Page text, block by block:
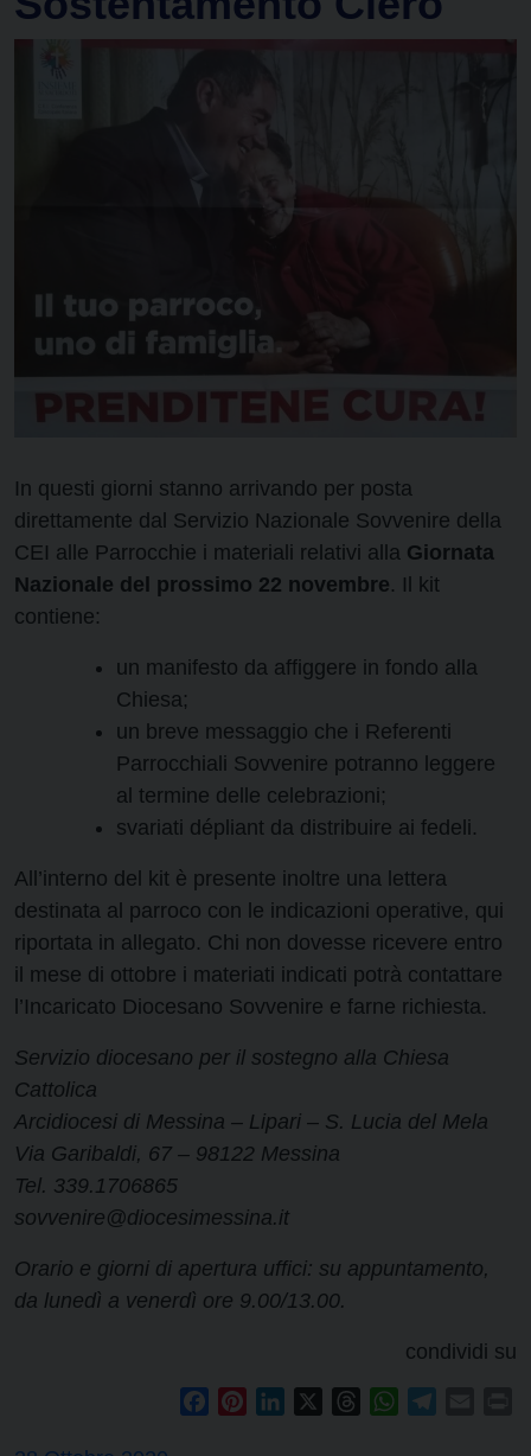
In questi giorni stanno arrivando per posta
direttamente dal Servizio Nazionale Sovvenire della
CEI alle Parrocchie i materiali relativi alla Giornata
Nazionale del prossimo 22 novembre. Il kit
contiene:
un manifesto da affiggere in fondo alla
Chiesa;
un breve messaggio che i Referenti
Parrocchiali Sovvenire potranno leggere
al termine delle celebrazioni;
svariati dépliant da distribuire ai fedeli.
All’interno del kit è presente inoltre una lettera
destinata al parroco con le indicazioni operative, qui
riportata in allegato. Chi non dovesse ricevere entro
il mese di ottobre i materiati indicati potrà contattare
l’Incaricato Diocesano Sovvenire e farne richiesta.
Servizio diocesano per il sostegno alla Chiesa
Cattolica
Arcidiocesi di Messina – Lipari – S. Lucia del Mela
Via Garibaldi, 67 – 98122 Messina
Tel. 339.1706865
sovvenire@diocesimessina.it
Orario e giorni di apertura uffici: su appuntamento,
da lunedì a venerdì ore 9.00/13.00.
condividi su
FacebookPinterestLinkedIn ThreadsWhatsApp